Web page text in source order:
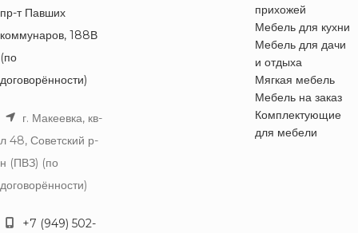
пр-т Павших
коммунаров, 188В
(по
договорённости)
г. Макеевка, кв-
л 48, Советский р-
н (ПВЗ) (по
договорённости)
+7 (949) 502-
прихожей
Мебель для кухни
Мебель для дачи
и отдыха
Мягкая мебель
Мебель на заказ
Комплектующие
для мебели